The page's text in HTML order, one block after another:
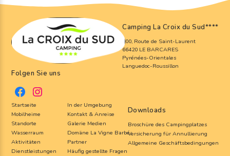
Folgen Sie uns
Camping La Croix du Sud****
800, Route de Saint-Laurent
66420 LE BARCARES
Pyrénées-Orientales
Languedoc-Roussillon
Startseite
Mobilheime
Standorte
Wasserraum
Aktivitäten
Dienstleistungen
In der Umgebung
Kontakt & Anreise
Galerie Medien
Domäne La Vigne Barbé
Partner
Häufig gestellte Fragen
Downloads
Broschüre des Campingplatzes
Versicherung für Annullierung
Allgemeine Geschäftsbedingungen